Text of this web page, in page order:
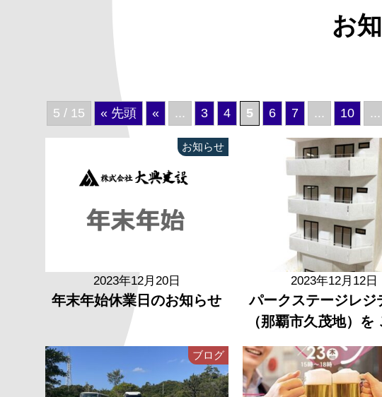
お
5 / 15 « 先頭 « ... 3 4 5 6 7 ... 10 ...
お知らせ
2023年12月20日
年末年始休業日のお知らせ
2023年12月12日
パークステージレジ
（那覇市久茂地）を
ブログ